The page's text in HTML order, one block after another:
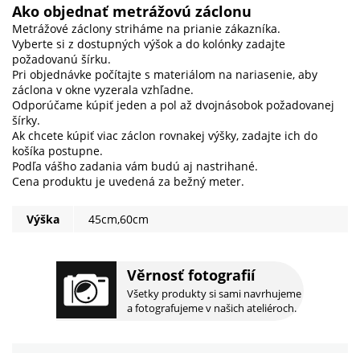
Věrnosť fotografií
Všetky produkty si sami navrhujeme
a fotografujeme v našich ateliéroch.
Ako objednať metrážovú záclonu
Metrážové záclony striháme na prianie zákazníka.
Vyberte si z dostupných výšok a do kolónky zadajte
požadovanú šírku.
Pri objednávke počítajte s materiálom na nariasenie, aby
záclona v okne vyzerala vzhľadne.
Odporúčame kúpiť jeden a pol až dvojnásobok požadovanej
šírky.
Ak chcete kúpiť viac záclon rovnakej výšky, zadajte ich do
košíka postupne.
Podľa vášho zadania vám budú aj nastrihané.
Cena produktu je uvedená za bežný meter.
Výška 45cm,60cm